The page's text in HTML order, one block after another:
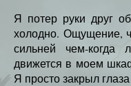
Я потер руки друг
холодно. Ощущение,
сильней чем-
движется в моем
Я просто закрыл